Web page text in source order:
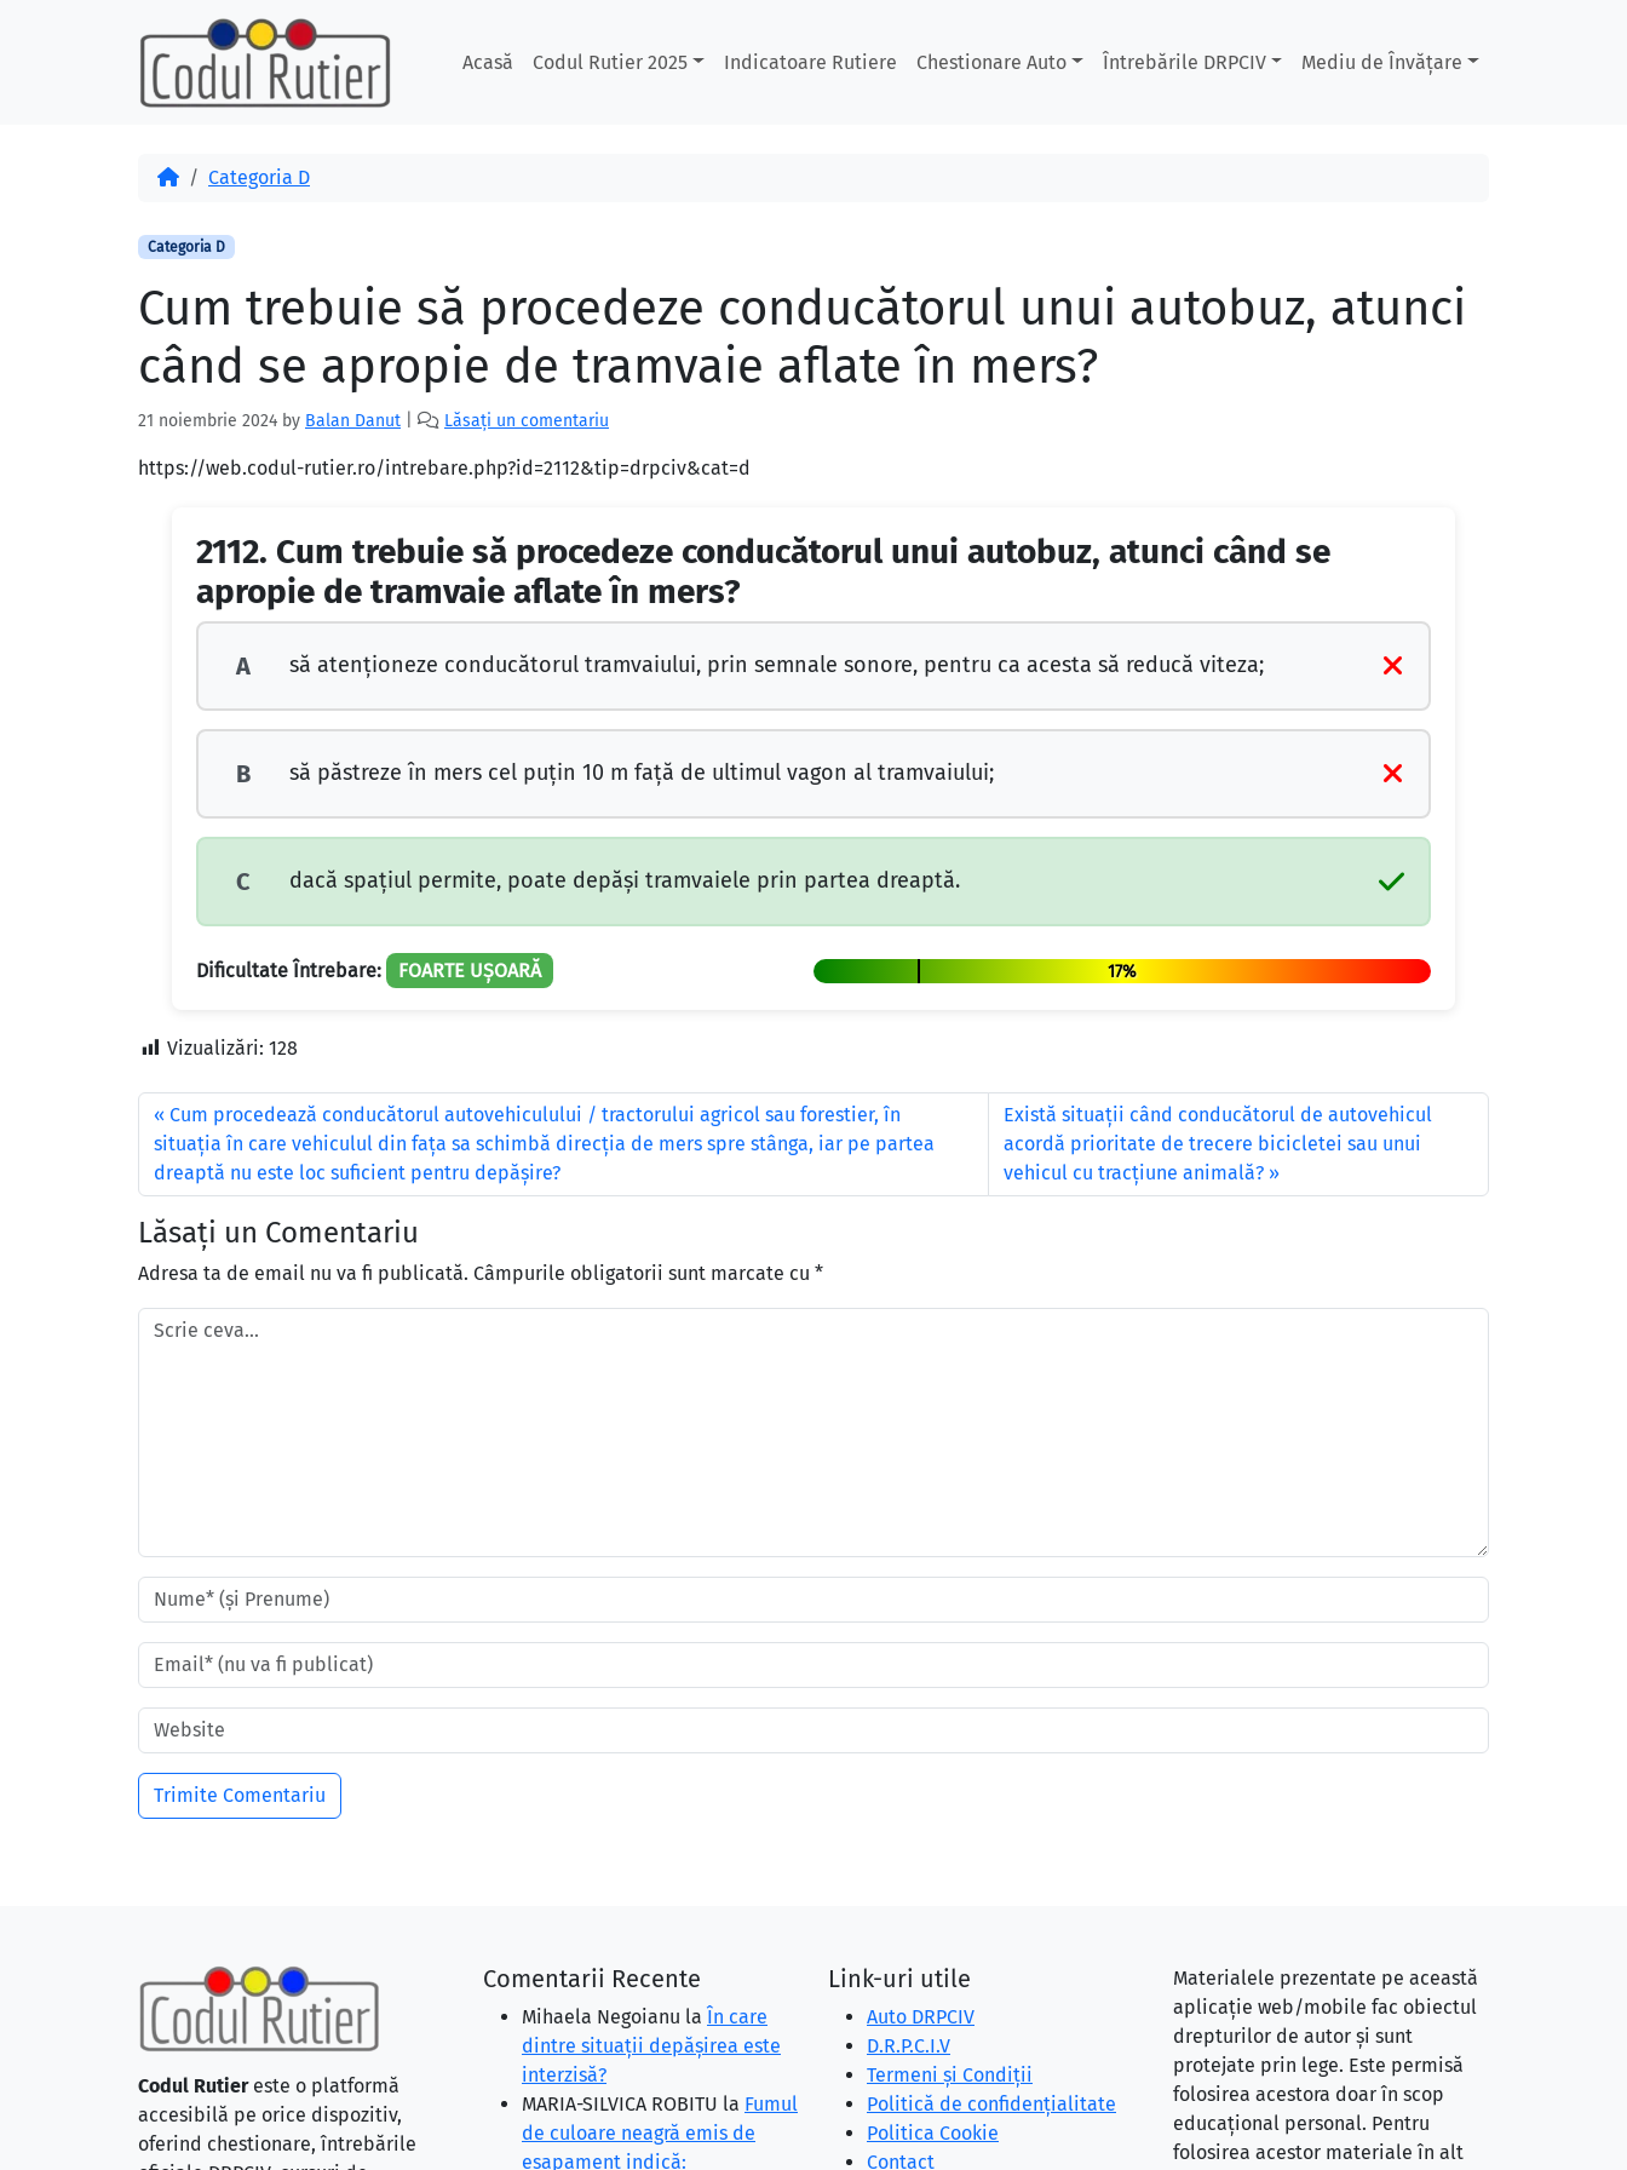
Acasă Codul Rutier 2025 Indicatoare Rutiere Chestionare Auto Întrebările DRPCIV Mediu de Învățare
AcasăCategoria D
Categoria D
Cum trebuie să procedeze conducătorul unui autobuz, atunci
când se apropie de tramvaie aflate în mers?
21 noiembrie 2024 by Balan Danut Lăsați un comentariu
https://web.codul-rutier.ro/intrebare.php?id=2112&tip=drpciv&cat=d
2112. Cum trebuie să procedeze conducătorul unui autobuz, atunci când se
apropie de tramvaie aflate în mers?
A să atenţioneze conducătorul tramvaiului, prin semnale sonore, pentru ca acesta să reducă viteza;
B să păstreze în mers cel puţin 10 m faţă de ultimul vagon al tramvaiului;
C dacă spaţiul permite, poate depăşi tramvaiele prin partea dreaptă.
Dificultate Întrebare: FOARTE UȘOARĂ 17%
Vizualizări: 128
Cum procedează conducătorul autovehiculului / tractorului agricol sau forestier, în
situația în care vehiculul din fața sa schimbă direcția de mers spre stânga, iar pe partea
dreaptă nu este loc suficient pentru depășire?
Există situaţii când conducătorul de autovehicul
acordă prioritate de trecere bicicletei sau unui
vehicul cu tracţiune animală?
Lăsați un Comentariu
Adresa ta de email nu va fi publicată. Câmpurile obligatorii sunt marcate cu *
Codul Rutiereste o platformă
accesibilă pe orice dispozitiv,
oferind chestionare, întrebările
Comentarii Recente
Mihaela Negoianu la În care
dintre situaţii depăşirea este
interzisă?
MARIA-SILVICA ROBITU la Fumul
de culoare neagră emis de
eşapament indică:
Link-uri utile
Auto DRPCIV
D.R.P.C.I.V
Termeni și Condiții
Politică de confidențialitate
Politica Cookie
Contact
Materialele prezentate pe această
aplicație web/mobile fac obiectul
drepturilor de autor și sunt
protejate prin lege. Este permisă
folosirea acestora doar în scop
educațional personal. Pentru
folosirea acestor materiale în alt